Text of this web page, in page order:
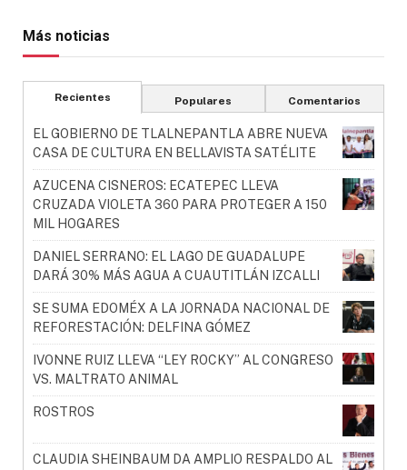
Más noticias
Recientes Populares Comentarios
EL GOBIERNO DE TLALNEPANTLA ABRE NUEVA
CASA DE CULTURA EN BELLAVISTA SATÉLITE
AZUCENA CISNEROS: ECATEPEC LLEVA
CRUZADA VIOLETA 360 PARA PROTEGER A 150
MIL HOGARES
DANIEL SERRANO: EL LAGO DE GUADALUPE
DARÁ 30% MÁS AGUA A CUAUTITLÁN IZCALLI
SE SUMA EDOMÉX A LA JORNADA NACIONAL DE
REFORESTACIÓN: DELFINA GÓMEZ
IVONNE RUIZ LLEVA “LEY ROCKY” AL CONGRESO
VS. MALTRATO ANIMAL
ROSTROS
CLAUDIA SHEINBAUM DA AMPLIO RESPALDO AL